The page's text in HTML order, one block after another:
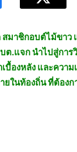
มาชิกอบต์ไม้ขาว
ต.แจก นำไปสู่การ
เบื้องหลัง และควา
ยในท้องถิ่น ที่ต้องก